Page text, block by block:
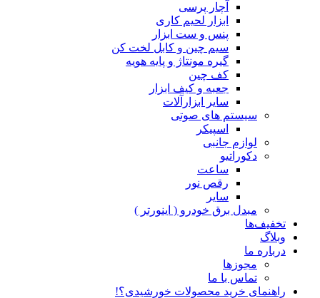
آچار پرسی
ابزار لحیم کاری
پنس و ست ابزار
سیم چین و کابل لخت کن
گیره مونتاژ و پایه هویه
کف چین
جعبه و کیف ابزار
سایر ابزارآلات
سیستم های صوتی
اسپیکر
لوازم جانبی
دکوراتیو
ساعت
رقص نور
سایر
مبدل برق خودرو ( اینورتر )
تخفیف‌ها
وبلاگ
درباره ما
مجوزها
تماس با ما
راهنمای خرید محصولات خورشیدی؟!